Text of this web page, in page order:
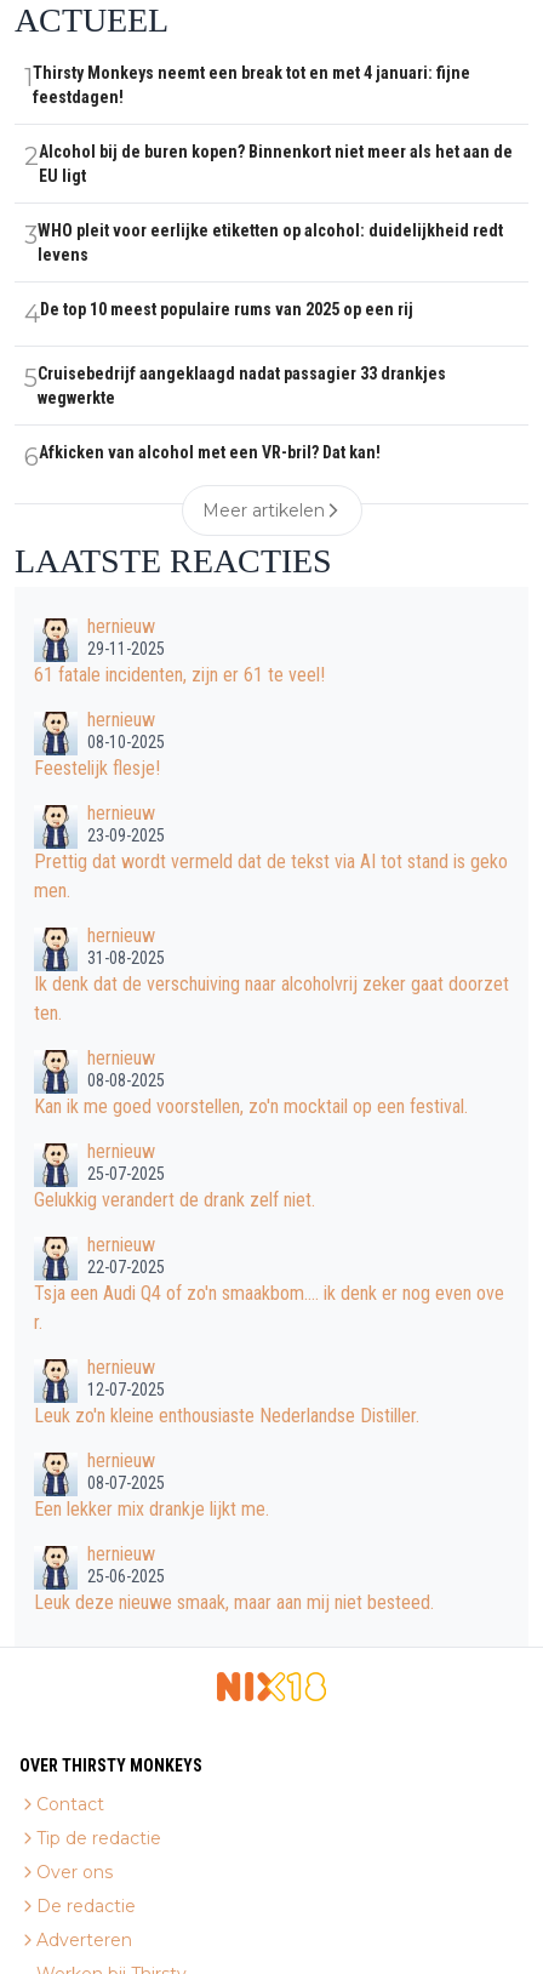
ACTUEEL
1Thirsty Monkeys neemt een break tot en met 4 januari: fijne
feestdagen!
2Alcohol bij de buren kopen? Binnenkort niet meer als het aan de
EU ligt
3WHO pleit voor eerlijke etiketten op alcohol: duidelijkheid redt
levens
4De top 10 meest populaire rums van 2025 op een rij
5Cruisebedrijf aangeklaagd nadat passagier 33 drankjes
wegwerkte
6Afkicken van alcohol met een VR-bril? Dat kan!
Meer artikelen
LAATSTE REACTIES
hernieuw
29-11-2025
61 fatale incidenten, zijn er 61 te veel!
hernieuw
08-10-2025
Feestelijk flesje!
hernieuw
23-09-2025
Prettig dat wordt vermeld dat de tekst via AI tot stand is geko
men.
hernieuw
31-08-2025
Ik denk dat de verschuiving naar alcoholvrij zeker gaat doorzet
ten.
hernieuw
08-08-2025
Kan ik me goed voorstellen, zo'n mocktail op een festival.
hernieuw
25-07-2025
Gelukkig verandert de drank zelf niet.
hernieuw
22-07-2025
Tsja een Audi Q4 of zo'n smaakbom.... ik denk er nog even ove
r.
hernieuw
12-07-2025
Leuk zo'n kleine enthousiaste Nederlandse Distiller.
hernieuw
08-07-2025
Een lekker mix drankje lijkt me.
hernieuw
25-06-2025
Leuk deze nieuwe smaak, maar aan mij niet besteed.
OVER THIRSTY MONKEYS
Contact
Tip de redactie
Over ons
De redactie
Adverteren